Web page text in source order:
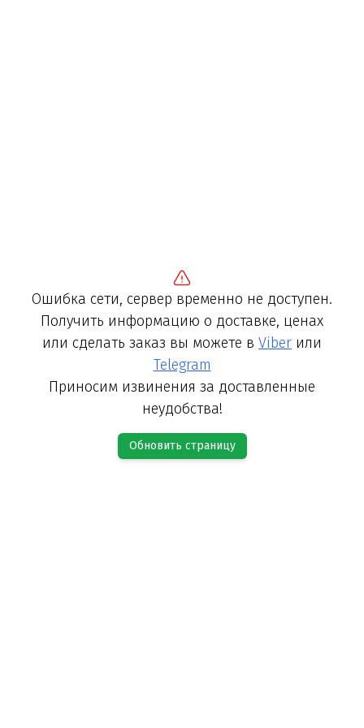
Ошибка сети, сервер временно не доступен.
Получить информацию о доставке, ценах
или сделать заказ вы можете в Viber или
Telegram
Приносим извинения за доставленные
неудобства!
Обновить страницу